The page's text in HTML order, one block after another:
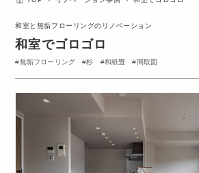
和室と無垢フローリングのリノベーション
和室でゴロゴロ
無垢フローリング 杉 和紙畳 間取図